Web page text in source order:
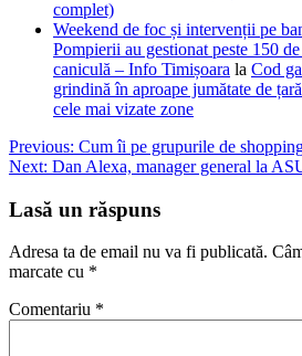
complet)
Weekend de foc și intervenții pe
Pompierii au gestionat peste 150
caniculă – Info Timișoara la Cod
grindină în aproape jumătate de
cele mai vizate zone
Navigare
în
articole
Previous: Cum îi pe grupurile de
Next: Dan Alexa, manager general la
Lasă un răspuns
Adresa ta de email nu va fi publicată.
marcate cu *
Comentariu *